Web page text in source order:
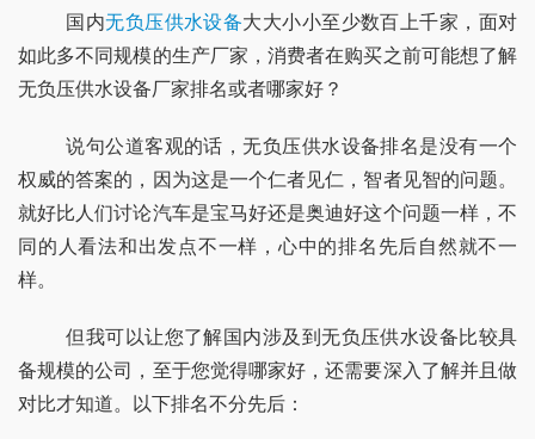
	国内
无负压供水设备大大小小至少数百上千家，面对
如此多不同规模的生产厂家，消费者在购买之前可能想了解
无负压供水设备厂家排名或者哪家好？
	说句公道客观的话，无负压供水设备排名是没有一个
权威的答案的，因为这是一个仁者见仁，智者见智的问题。
就好比人们讨论汽车是宝马好还是奥迪好这个问题一样，不
同的人看法和出发点不一样，心中的排名先后自然就不一
样。
	但我可以让您了解国内涉及到无负压供水设备比较具
备规模的公司，至于您觉得哪家好，还需要深入了解并且做
对比才知道。以下排名不分先后：